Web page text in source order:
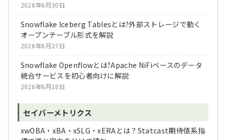
2026年6月30日
Snowflake Iceberg Tablesとは?外部ストレージで動く
オープンテーブル形式を解説
2026年6月27日
Snowflake Openflowとは?Apache NiFiベースのデータ
統合サービスを初心者向けに解説
2026年6月18日
セイバーメトリクス
xwOBA・xBA・xSLG・xERAとは？Statcast期待値系指